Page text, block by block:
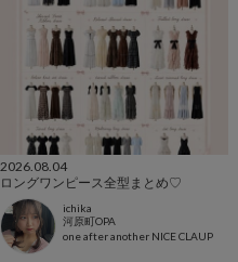
2026.08.04
ロングワンピース全型まとめ♡
ichika
河原町OPA
one after another NICE CLAUP